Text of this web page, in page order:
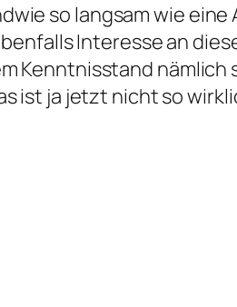
so langsam wie eine
Interesse an
Kenntnisstand nämlich
ist ja jetzt nicht so